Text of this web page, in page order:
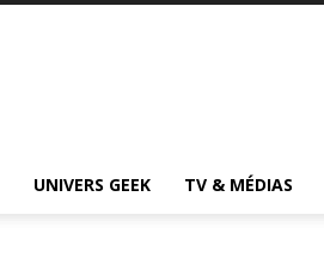
UNIVERS GEEK TV & MÉDIAS